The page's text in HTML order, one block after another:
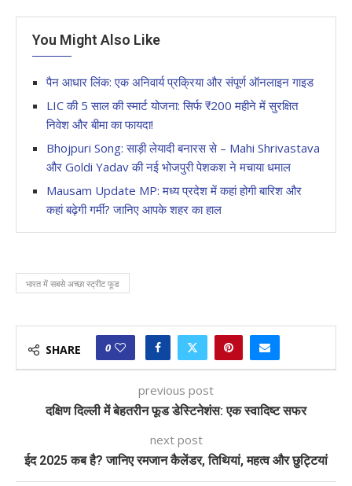
You Might Also Like
पैन आधार लिंक: एक अनिवार्य प्रक्रिया और संपूर्ण ऑनलाइन गाइड
LIC की 5 साल की स्मार्ट योजना: सिर्फ ₹200 महीने में सुरक्षित
निवेश और बीमा का फायदा!
Bhojpuri Song: साड़ी लेयादी बनारस से – Mahi Shrivastava
और Goldi Yadav की नई भोजपुरी पेशकश ने मचाया धमाल
Mausam Update MP: मध्य प्रदेश में कहां होगी बारिश और
कहां बढ़ेगी गर्मी? जानिए आपके शहर का हाल
भारत में सबसे अच्छा स्ट्रीट फूड
SHARE 0
previous post
दक्षिण दिल्ली में बेहतरीन फूड डेस्टिनेशंस: एक स्वादिष्ट सफर
next post
ईद 2025 कब है? जानिए रमजान कैलेंडर, तिथियां, महत्व और छुट्टियां